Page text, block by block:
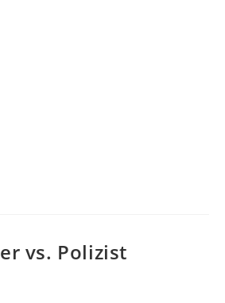
vs. Polizist